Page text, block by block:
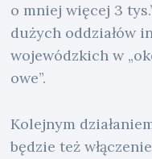
o mniej więcej 3
dużych oddziałów
wojewódzkich w
owe”.
Kolejnym
będzie też